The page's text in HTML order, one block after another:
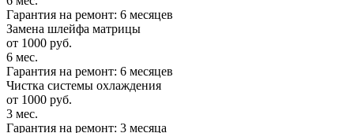
Гарантия на ремонт: 6 месяцев
Замена шлейфа матрицы
от 1000 руб.
6 мес.
Гарантия на ремонт: 6 месяцев
Чистка системы охлаждения
от 1000 руб.
3 мес.
Гарантия на ремонт: 3 месяца